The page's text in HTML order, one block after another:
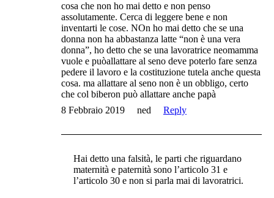
cosa che non ho mai detto e non penso
assolutamente. Cerca di leggere bene e non
inventarti le cose. NOn ho mai detto che se una
donna non ha abbastanza latte “non è una vera
donna”, ho detto che se una lavoratrice neomamma
vuole e puòallattare al seno deve poterlo fare senza
pedere il lavoro e la costituzione tutela anche questa
cosa. ma allattare al seno non è un obbligo, certo
che col biberon può allattare anche papà
8 Febbraio 2019
ned Reply
Hai detto una falsità, le parti che riguardano
maternità e paternità sono l’articolo 31 e
l’articolo 30 e non si parla mai di lavoratrici.